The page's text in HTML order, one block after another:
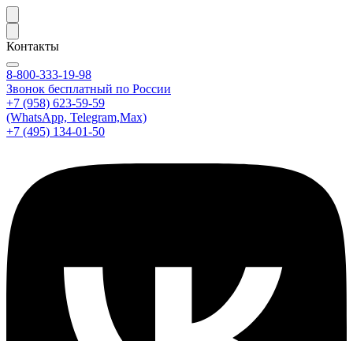
Контакты
8-800-333-19-98
Звонок бесплатный по России
+7 (958) 623-59-59
(WhatsApp, Telegram,Max)
+7 (495) 134-01-50